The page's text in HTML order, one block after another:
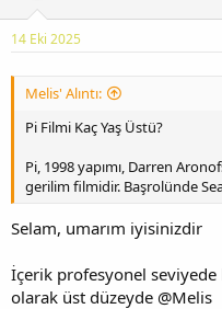
14 Eki 2025
Melis' Alıntı:
Pi Filmi Kaç Yaş Üstü?
Pi, 1998 yapımı, Darren
gerilim filmidir. Başrolünde
Selam, umarım iyisinizdir
İçerik profesyonel seviyede
olarak üst düzeyde @Melis